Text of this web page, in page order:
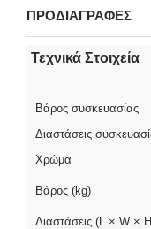
ΠΡΟΔΙΑΓΡΑΦΕΣ
Τεχνικά Στοιχεία
Βάρος συσκευασίας
Διαστάσεις
Χρώμα
Βάρος (kg)
Διαστάσεις (L × W ×